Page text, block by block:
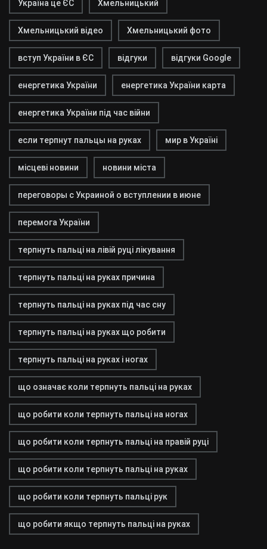
Україна це ЄС Хмельницький
Хмельницький відео Хмельницький фото
вступ України в ЄС відгуки відгуки Google
енергетика України енергетика України карта
енергетика України під час війни
если терпнут пальцы на руках мир в Україні
місцеві новини новини міста
переговоры с Украиной о вступлении в июне
перемога України
терпнуть пальці на лівій руці лікування
терпнуть пальці на руках причина
терпнуть пальці на руках під час сну
терпнуть пальці на руках що робити
терпнуть пальці на руках і ногах
що означає коли терпнуть пальці на руках
що робити коли терпнуть пальці на ногах
що робити коли терпнуть пальці на правій руці
що робити коли терпнуть пальці на руках
що робити коли терпнуть пальці рук
що робити якщо терпнуть пальці на руках